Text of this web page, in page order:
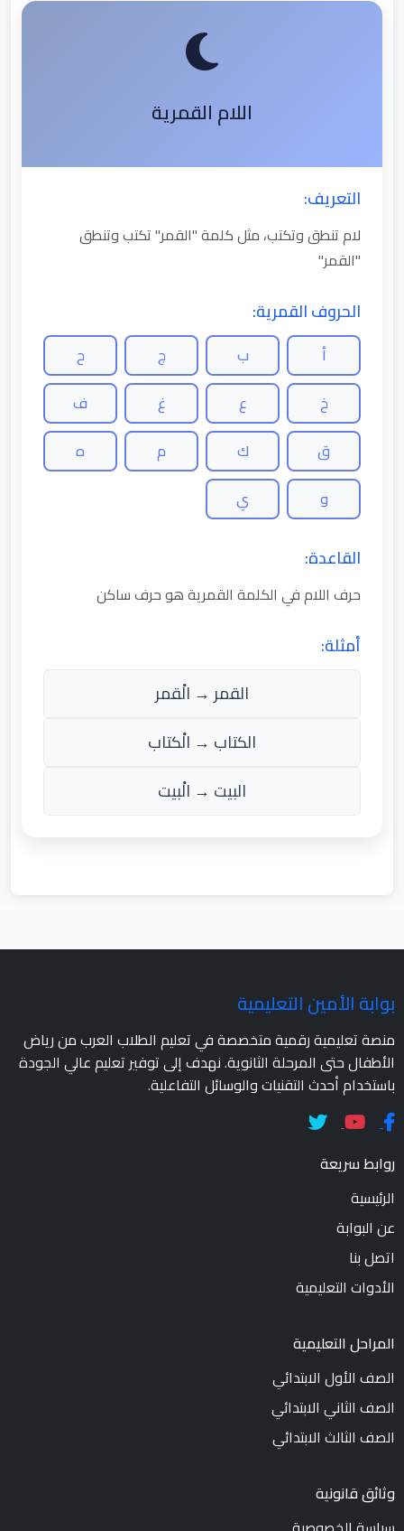
اللام القمرية
التعريف:
لام تنطق وتكتب، مثل كلمة "القمر" تكتب وتنطق
"القمر"
الحروف القمرية:
أ ب ج
ح
خ
ع غ
ف
ق
ك م
ه
و
ي
القاعدة:
حرف اللام في الكلمة القمرية هو حرف ساكن
أمثلة:
القمر → الْقمر
الكتاب → الْكتاب
البيت → الْبيت
بوابة الأمين التعليمية
منصة تعليمية رقمية متخصصة في تعليم الطلاب العرب من رياض
الأطفال حتى المرحلة الثانوية. نهدف إلى توفير تعليم عالي الجودة
باستخدام أحدث التقنيات والوسائل التفاعلية.
روابط سريعة
الرئيسية
عن البوابة
اتصل بنا
الأدوات التعليمية
المراحل التعليمية
الصف الأول الابتدائي
الصف الثاني الابتدائي
الصف الثالث الابتدائي
وثائق قانونية